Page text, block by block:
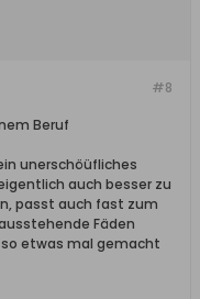
#8
Beruf
unerschöüfliches
auch besser zu
passt auch fast zum
Fäden
so etwas mal gemacht